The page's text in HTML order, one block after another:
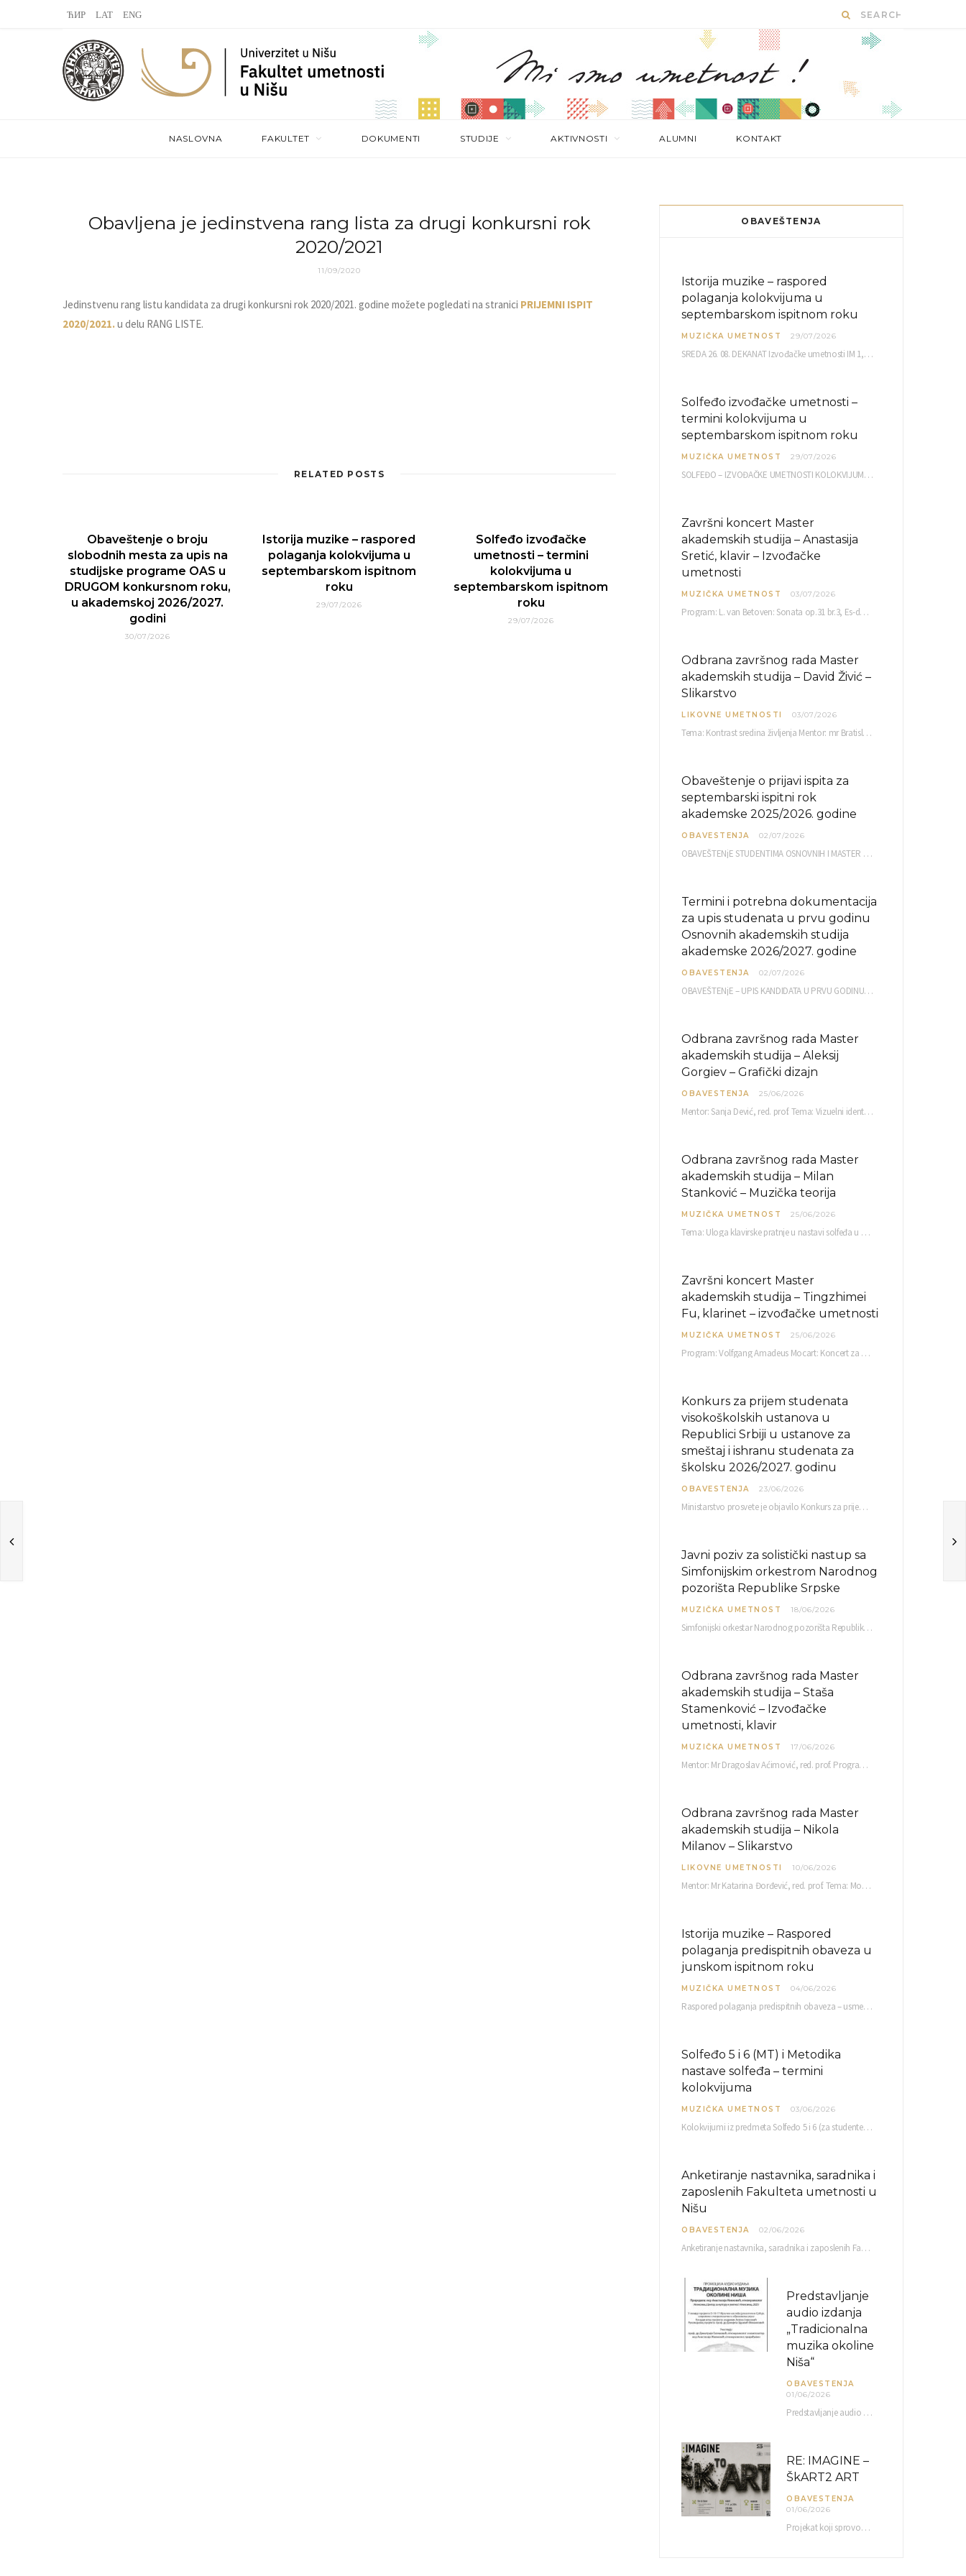
L
a
s
t
V
o
S
e
NASLOVNA FAKULTET DOKUMENTI STUDIJE AKTIVNOSTI ALUMNI KONTAKT
Obavlјena je jedinstvena rang lista za drugi konkursni rok
2020/2021
11/09/2020
Jedinstvenu rang listu kandidata za drugi konkursni rok 2020/2021. godine možete pogledati na stranici PRIJEMNI ISPIT
2020/2021.u delu RANG LISTE.
RELATED POSTS
Obaveštenje o broju
slobodnih mesta za upis na
studijske programe OAS u
DRUGOM konkursnom roku,
u akademskoj 2026/2027.
godini
30/07/2026
Istorija muzike – raspored
polaganja kolokvijuma u
septembarskom ispitnom
roku
29/07/2026
Solfeđo izvođačke
umetnosti – termini
kolokvijuma u
septembarskom ispitnom
roku
29/07/2026
OBAVEŠTENJA
Istorija muzike – raspored
polaganja kolokvijuma u
septembarskom ispitnom roku
MUZIČKA UMETNOST 29/07/2026
SREDA 26. 08. DEKANAT Izvođačke umetnosti IM 1, 2 10,00 IM 3, 4 10,30 IM…
Solfeđo izvođačke umetnosti –
termini kolokvijuma u
septembarskom ispitnom roku
MUZIČKA UMETNOST 29/07/2026
SOLFEĐO – IZVOĐAČKE UMETNOSTI KOLOKVIJUM septembarski ispitni rok četvrtak, 03.09.2026. uč. br. 12 PISMENI…
Završni koncert Master
akademskih studija – Anastasija
Sretić, klavir – Izvođačke
umetnosti
MUZIČKA UMETNOST 03/07/2026
Program: L. van Betoven: Sonata op.31 br.3, Es-dur R. Šuman: Bečki karneval op.26 K. Debisi:…
Odbrana završnog rada Master
akademskih studija – David Živić –
Slikarstvo
LIKOVNE UMETNOSTI 03/07/2026
Tema: Kontrast sredina življenja Mentor: mr Bratislav Bašić, redovni profesor Sreda, 08.07.2026. u…
Obaveštenje o prijavi ispita za
septembarski ispitni rok
akademske 2025/2026. godine
OBAVESTENJA 02/07/2026
OBAVEŠTENjE STUDENTIMA OSNOVNIH I MASTER AKADEMSKIH STUDIJA ELEKTRONSKA PRIJAVA ISPITA za septembarski ispitni rok za…
Termini i potrebna dokumentacija
za upis studenata u prvu godinu
Osnovnih akademskih studija
akademske 2026/2027. godine
OBAVESTENJA 02/07/2026
OBAVEŠTENjE – UPIS KANDIDATA U PRVU GODINU OAS 10, 13, 14, 15. i…
Odbrana završnog rada Master
akademskih studija – Aleksij
Gorgiev – Grafički dizajn
OBAVESTENJA 25/06/2026
Mentor: Sanja Dević, red. prof. Tema: Vizuelni identitet linije nutricionističkih proizvoda Vita+: Od ambalaže do multimedijalne komunikacije Petak, 03. 07.…
Odbrana završnog rada Master
akademskih studija – Milan
Stanković – Muzička teorija
MUZIČKA UMETNOST 25/06/2026
Tema: Uloga klavirske pratnje u nastavi solfeđa u prvom ciklusu osnovne muzičke škole Mentor…
Završni koncert Master
akademskih studija – Tingzhimei
Fu, klarinet – izvođačke umetnosti
MUZIČKA UMETNOST 25/06/2026
Program: Volfgang Amadeus Mocart: Koncert za klarinet i orkestar, A-dur Mentor Miloš Mijatović, redovni profesor…
Konkurs za prijem studenata
visokoškolskih ustanova u
Republici Srbiji u ustanove za
smeštaj i ishranu studenata za
školsku 2026/2027. godinu
OBAVESTENJA 23/06/2026
Ministarstvo prosvete je objavilo Konkurs za prijem studenata visokoškolskih ustanova u Republici Srbiji u ustanove…
Javni poziv za solistički nastup sa
Simfonijskim orkestrom Narodnog
pozorišta Republike Srpske
MUZIČKA UMETNOST 18/06/2026
Simfonijski orkestar Narodnog pozorišta Republike Srpske raspisuje javni poziv za učešće u projektu „CRESCENDO: Nova…
Odbrana završnog rada Master
akademskih studija – Staša
Stamenković – Izvođačke
umetnosti, klavir
MUZIČKA UMETNOST 17/06/2026
Mentor: Mr Dragoslav Aćimović, red. prof. Program: L. Van Betoven: Sonata op. 31 br. 2 u…
Odbrana završnog rada Master
akademskih studija – Nikola
Milanov – Slikarstvo
LIKOVNE UMETNOSTI 10/06/2026
Mentor: Mr Katarina Đorđević, red. prof. Tema: Monolog emocija Sreda, 17. 06. 2026. u 15:30 sati Sala br. 12 Fakulteta umetnosti u Nišu, Kneginje…
Istorija muzike – Raspored
polaganja predispitnih obaveza u
junskom ispitnom roku
MUZIČKA UMETNOST 04/06/2026
Raspored polaganja predispitnih obaveza – usmenog kolokvijuma i testa iz slušanja muzike – objavljen je…
Solfeđo 5 i 6 (MT) i Metodika
nastave solfeđa – termini
kolokvijuma
MUZIČKA UMETNOST 03/06/2026
Kolokvijumi iz predmeta Solfeđo 5 i 6 (za studente studijskog programa Muzička teorija) i Metodika…
Anketiranje nastavnika, saradnika i
zaposlenih Fakulteta umetnosti u
Nišu
OBAVESTENJA 02/06/2026
Anketiranje nastavnika, saradnika i zaposlenih Fakulteta umetnosti u Nišu radi sačinjavanja Izveštaja o samovrednovanju biće…
Predstavljanje
audio izdanja
„Tradicionalna
muzika okoline
Niša“
OBAVESTENJA
01/06/2026
Predstavljanje audio izdanja “Tradicionalna muzika okoline Niša” organizuje se u okviru projekta O-10-17 Muzičko nasleđe jugoistočne…
RE: IMAGINE –
ŠkART2 ART
OBAVESTENJA
01/06/2026
Projekat koji sprovodi Američka privredna komora uz podrŝku kompanije Philip Morris International, sa ciljem povezivanja…